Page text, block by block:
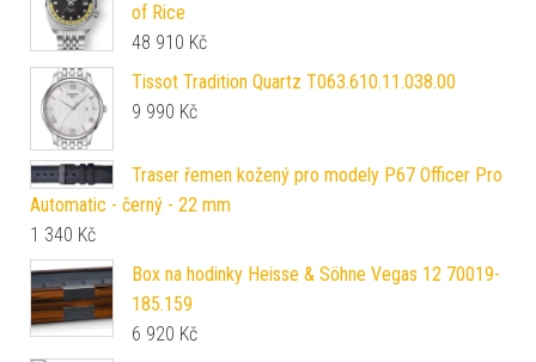
of Rice
48 910 Kč
Tissot Tradition Quartz T063.610.11.038.00
9 990 Kč
Traser řemen kožený pro modely P67 Officer Pro
Automatic - černý - 22 mm
1 340 Kč
Box na hodinky Heisse & Söhne Vegas 12 70019-
185.159
6 920 Kč